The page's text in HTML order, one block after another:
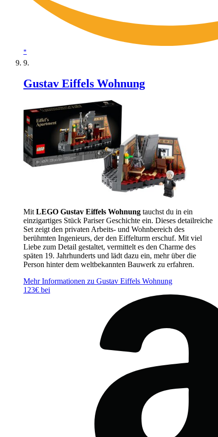
*
Gustav Eiffels Wohnung
Mit LEGO Gustav Eiffels Wohnung tauchst du in ein
einzigartiges Stück Pariser Geschichte ein. Dieses detailreiche
Set zeigt den privaten Arbeits- und Wohnbereich des
berühmten Ingenieurs, der den Eiffelturm erschuf. Mit viel
Liebe zum Detail gestaltet, vermittelt es den Charme des
späten 19. Jahrhunderts und lädt dazu ein, mehr über die
Person hinter dem weltbekannten Bauwerk zu erfahren.
Mehr Informationen zu Gustav Eiffels Wohnung
123€ bei